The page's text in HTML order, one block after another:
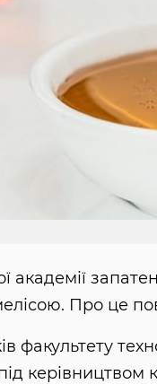
академії
Про це
факультету